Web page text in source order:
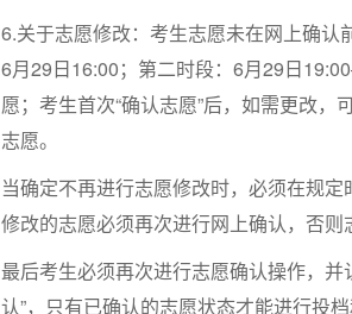
6.关于志愿修改：考生志愿未在网上确
6月29日16:00；第二时段：6月29日
愿；考生首次“确认志愿”后，如需更改
志愿。
当确定不再进行志愿修改时，必须在规
修改的志愿必须再次进行网上确认，否则
最后考生必须再次进行志愿确认操作，并
认”，只有已确认的志愿状态才能进行投